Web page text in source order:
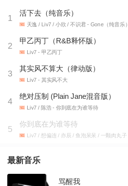
1
活下去（纯音乐）
天逸 / Liv7 / 小欣 / 不识君- Gone（纯音乐）
2
甲乙丙丁（R&B释怀版）
Liv7 - 甲乙丙丁
3
其实风不算大（律动版）
Liv7 - 其实风不大
4
绝对压制 (Plain Jane混音版）
Liv7 / 陈浩- 你到底在为谁等待
5
你到底在为谁等待
Liv7 / 想偏连 / 亦辰 / 鱼泡呆呆 / 一颗肉丸子
最新音乐
骂醒我